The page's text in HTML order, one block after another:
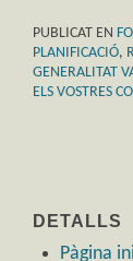
PUBLICAT EN
PLANIFICACIÓ,
GENERALITAT
ELS VOSTRES
DETALLS
Pàgina